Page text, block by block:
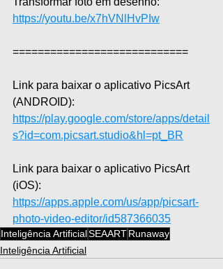
https://youtu.be/x7hVNlHvPIw
============================
Link para baixar o aplicativo PicsArt
(ANDROID):
https://play.google.com/store/apps/detail
s?id=com.picsart.studio&hl=pt_BR
Link para baixar o aplicativo PicsArt
(iOS):
https://apps.apple.com/us/app/picsart-
photo-video-editor/id587366035
Inteligência ArtificialSEAARTRunaway
Inteligência Artificial